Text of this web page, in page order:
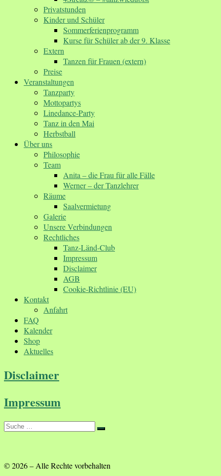
Privatstunden
Kinder und Schüler
Sommerferienprogramm
Kurse für Schüler ab der 9. Klasse
Extern
Tanzen für Frauen (extern)
Preise
Veranstaltungen
Tanzparty
Mottopartys
Linedance-Party
Tanz in den Mai
Herbstball
Über uns
Philosophie
Team
Anita – die Frau für alle Fälle
Werner – der Tanzlehrer
Räume
Saalvermietung
Galerie
Unsere Verbindungen
Rechtliches
Tanz-Länd-Club
Impressum
Disclaimer
AGB
Cookie-Richtlinie (EU)
Kontakt
Anfahrt
FAQ
Kalender
Shop
Aktuelles
Disclaimer
Impressum
Suche
Suche
© 2026– Alle Rechte vorbehalten